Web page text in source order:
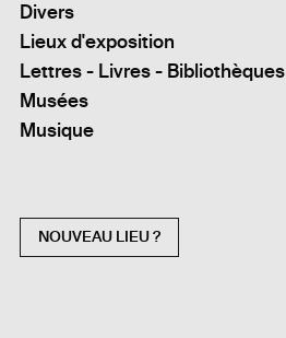
Divers
Lieux d'exposition
Lettres - Livres - Bibliothèques
Musées
Musique
NOUVEAU LIEU ?